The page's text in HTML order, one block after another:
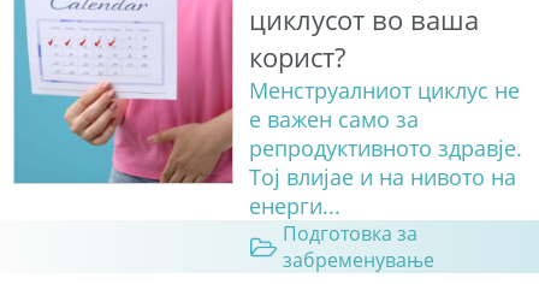
циклусот во ваша
корист?
Менструалниот циклус не
е важен само за
репродуктивното здравје.
Тој влијае и на нивото на
енерги...
Подготовка за
забременување